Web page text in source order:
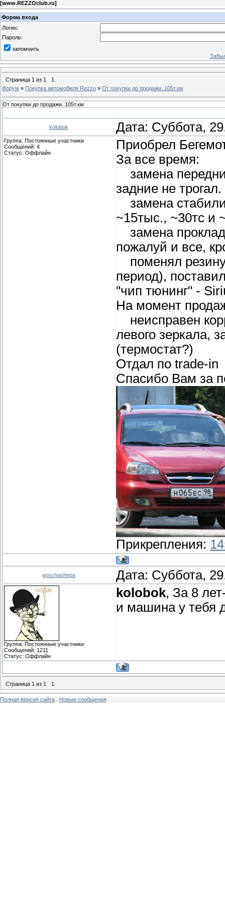
[www.REZZOclub.ru]
Форма входа
Логин:
Пароль:
запомнить
Страница 1 из 1
1
Форум » Покупка автомобиля Rezzo » От покупки до продажи..105т.км
От покупки до продажи..105т.км
kolobok Дата: Суббота,
Группа: Постоянные участники
Сообщений: 4
Статус: Оффлайн
Приобрел
За все время:
замена
задние не трогал.
замена
~15тыс., ~30тс и
замена
пожалуй и все,
поменял
период),
"чип тюнинг" -
На момент
неисправен
левого зеркала,
(термостат?)
Отдал по trade-in
Спасибо Вам за
Прикрепления:
goschashepa Дата: Суббота,
Группа: Постоянные участники
Сообщений: 1211
Статус: Оффлайн
kolobok, За 8
и машина у тебя
Страница 1 из 1 1
Полная версия сайта Новые сообщения